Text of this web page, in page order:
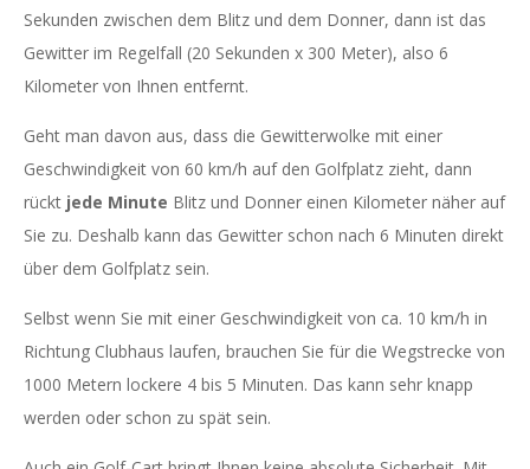
Sekunden zwischen dem Blitz und dem Donner, dann ist das
Gewitter im Regelfall (20 Sekunden x 300 Meter), also 6
Kilometer von Ihnen entfernt.
Geht man davon aus, dass die Gewitterwolke mit einer
Geschwindigkeit von 60 km/h auf den Golfplatz zieht, dann
rückt jede Minute Blitz und Donner einen Kilometer näher auf
Sie zu. Deshalb kann das Gewitter schon nach 6 Minuten direkt
über dem Golfplatz sein.
Selbst wenn Sie mit einer Geschwindigkeit von ca. 10 km/h in
Richtung Clubhaus laufen, brauchen Sie für die Wegstrecke von
1000 Metern lockere 4 bis 5 Minuten. Das kann sehr knapp
werden oder schon zu spät sein.